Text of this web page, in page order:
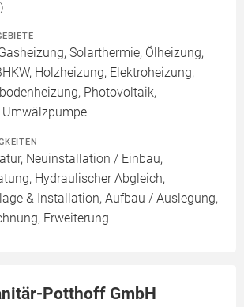
Solarthermie, Ölheizung,
Holzheizung, Elektroheizung,
Photovoltaik,
Umwälzpumpe
Neuinstallation / Einbau,
Hydraulischer Abgleich,
& Installation, Aufbau / Auslegung,
Erweiterung
Potthoff GmbH